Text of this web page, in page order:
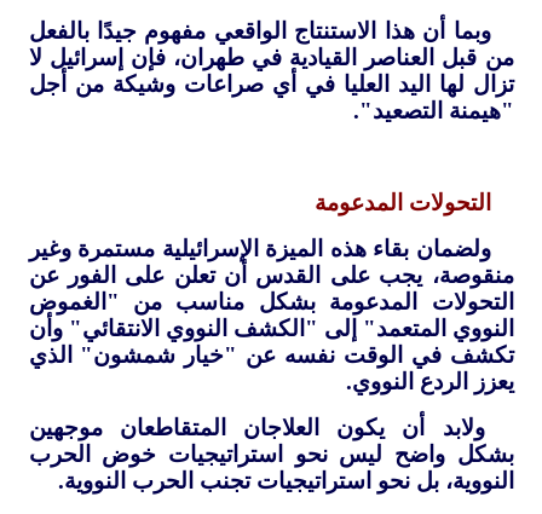
وبما أن هذا الاستنتاج الواقعي مفهوم جيدًا بالفعل
من قبل العناصر القيادية في طهران، فإن إسرائيل لا
تزال لها اليد العليا في أي صراعات وشيكة من أجل
"هيمنة التصعيد".
التحولات المدعومة
ولضمان بقاء هذه الميزة الإسرائيلية مستمرة وغير
منقوصة، يجب على القدس أن تعلن على الفور عن
التحولات المدعومة بشكل مناسب من "الغموض
النووي المتعمد" إلى "الكشف النووي الانتقائي" وأن
تكشف في الوقت نفسه عن "خيار شمشون" الذي
يعزز الردع النووي.
ولابد أن يكون العلاجان المتقاطعان موجهين
بشكل واضح ليس نحو استراتيجيات خوض الحرب
النووية، بل نحو استراتيجيات تجنب الحرب النووية.